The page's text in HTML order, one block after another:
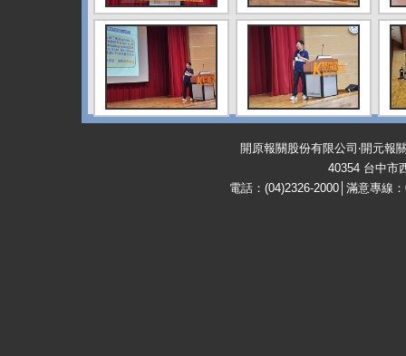
開原報關股份有限公司‧開元報
40354 台中市
電話：(04)2326-2000│滿意專線